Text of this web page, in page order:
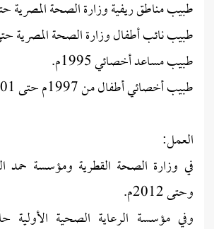
طبيب مناطق ريفية وزارة الصحة المصرية حتى
طبيب نائب أطفال وزارة الصحة المصرية حتى
طبيب مساعد أخصائي 1995م.
طبيب أخصائي أطفال من 1997م حتى 2001 م.
العمل:
وحتى 2012م.
وفي مؤسسة الرعاية الصحية الأولية